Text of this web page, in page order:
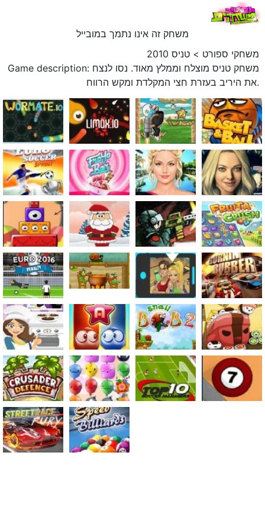
משחק זה אינו נתמך במובייל
משחקי ספורט > טניס 2010
Game description: משחק טניס מוצלח וממלץ מאוד. נסו לנצח
את היריב בעזרת חצי המקלדת ומקש הרווח.